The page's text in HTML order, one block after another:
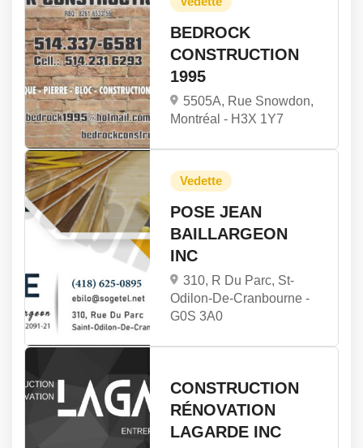
BEDROCK
CONSTRUCTION
1995
5505A, Rue Snowdon,
Montréal - H3X 1Y7
POSE JEAN
BAILLARGEON
INC
310, R Du Parc, St-
Odilon-De-Cranbourne -
G0S 3A0
CONSTRUCTION
RÉNOVATION
LAGARDE INC